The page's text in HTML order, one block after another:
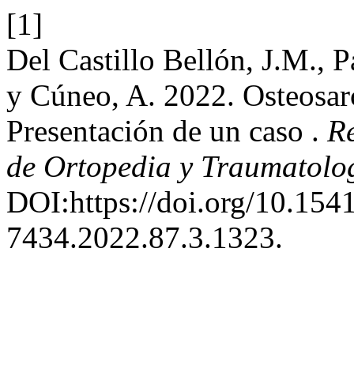
[1]
Del Castillo Bellón, J.M.,
y Cúneo, A. 2022.
Presentación de un caso .
de Ortopedia y
DOI:https://doi.org/
7434.2022.87.3.1323.